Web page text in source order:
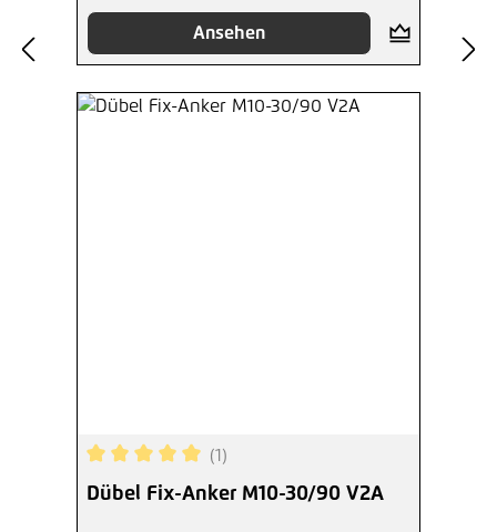
Ansehen
Durchschnittliche Bewertung von 5 von 5
(1)
Dübel Fix-Anker M10-30/90 V2A